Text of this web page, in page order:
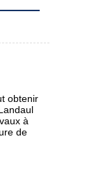
obtenir
à
de